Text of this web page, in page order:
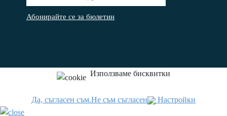
Абонирайте се за бюлетин
Използваме бисквитки
Да, съгласен съм.Не съм съгласен Настройки